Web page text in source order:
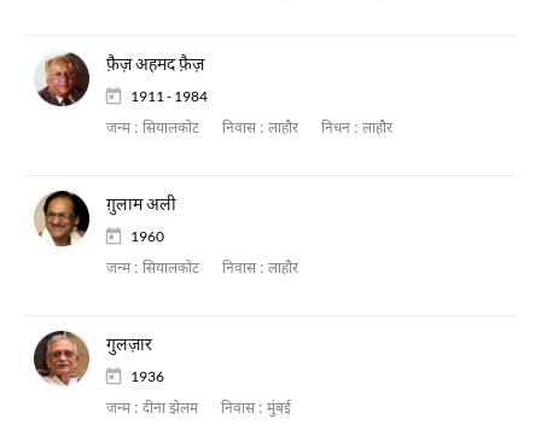
फ़ैज़ अहमद फ़ैज़
1911 - 1984
जन्म : सियालकोट निवास : लाहौर निधन : लाहौर
ग़ुलाम अली
1960
जन्म : सियालकोट निवास : लाहौर
गुलज़ार
1936
जन्म : दीना झेलम निवास : मुंबई